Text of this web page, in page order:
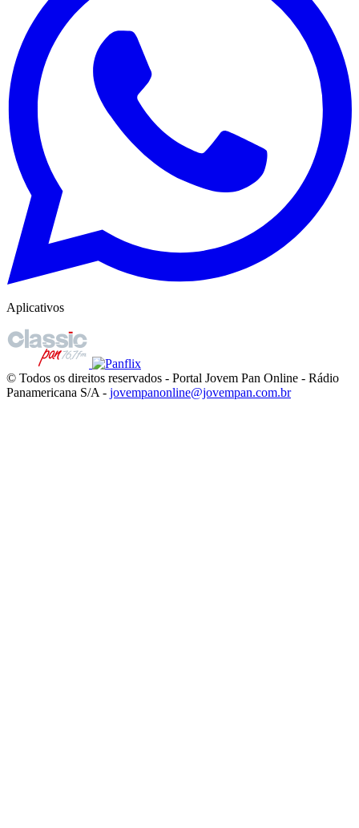
Aplicativos
© Todos os direitos reservados - Portal Jovem Pan Online - Rádio
Panamericana S/A - jovempanonline@jovempan.com.br